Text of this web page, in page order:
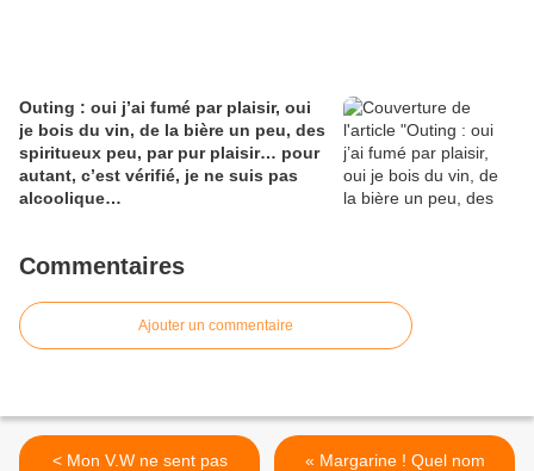
Outing : oui j’ai fumé par plaisir, oui
je bois du vin, de la bière un peu, des
spiritueux peu, par pur plaisir… pour
autant, c’est vérifié, je ne suis pas
alcoolique…
Commentaires
Ajouter un commentaire
< Mon V.W ne sent pas
« Margarine ! Quel nom